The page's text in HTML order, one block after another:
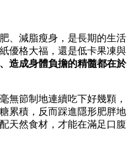
、減脂瘦身，是長期的生活
優格大福，還是低卡果凍與
造成身體負擔的精髓都在於
無節制地連續吃下好幾顆，
累積，反而踩進隱形肥胖地
天然食材，才能在滿足口腹